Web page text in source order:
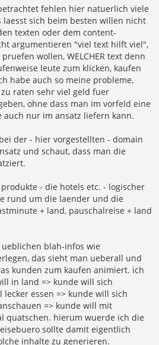
fehlen hier natuerlich viele
laesst sich beim besten willen nicht
texten oder dem content-
argumentieren "viel text hilft viel",
wollen, WELCHER text denn
leute zum klicken, kaufen
habe auch so meine probleme,
raten sehr viel geld fuer
ohne dass man im vorfeld eine
nur im ansatz liefern kann.
der - hier vorgestellten - domain
und schaut, dass man die
- die hotels etc. - logischer
rund um die laender und die
+ land, pauschalreise + land
blah-infos wie
das sieht man ueberall und
kunden zum kaufen animiert. ich
in land => kunde will sich
essen => kunde will sich
=> kunde will mit
quatschen. hierum wuerde ich die
sollte damit eigentlich
inhalte zu generieren.